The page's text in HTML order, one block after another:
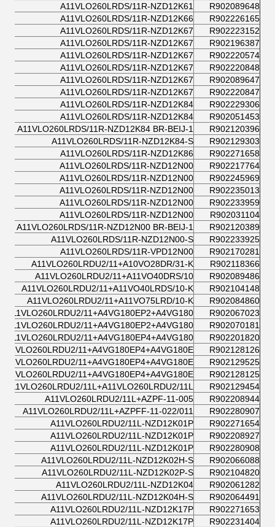
R902089648
A11VLO260LRDS/11R-NZD12K61
R902226165
A11VLO260LRDS/11R-NZD12K66
R902223152
A11VLO260LRDS/11R-NZD12K67
R902196387
A11VLO260LRDS/11R-NZD12K67
R902220574
A11VLO260LRDS/11R-NZD12K67
R902220848
A11VLO260LRDS/11R-NZD12K67
R902089647
A11VLO260LRDS/11R-NZD12K67
R902220847
A11VLO260LRDS/11R-NZD12K67
R902229306
A11VLO260LRDS/11R-NZD12K84
R902051453
A11VLO260LRDS/11R-NZD12K84
R902120396
A11VLO260LRDS/11R-NZD12K84 BR-BEIJ-1
R902129303
A11VLO260LRDS/11R-NZD12K84-S
R902271658
A11VLO260LRDS/11R-NZD12K86
R902217764
A11VLO260LRDS/11R-NZD12N00
R902245969
A11VLO260LRDS/11R-NZD12N00
R902235013
A11VLO260LRDS/11R-NZD12N00
R902233959
A11VLO260LRDS/11R-NZD12N00
R902031104
A11VLO260LRDS/11R-NZD12N00
R902120389
A11VLO260LRDS/11R-NZD12N00 BR-BEIJ-1
R902233925
A11VLO260LRDS/11R-NZD12N00-S
R902170281
A11VLO260LRDS/11R-VPD12N00
R902118366
A11VLO260LRDU2/11+A10VO28DR/31-K
R902089486
A11VLO260LRDU2/11+A11VO40DRS/10
R902104148
A11VLO260LRDU2/11+A11VO40LRDS/10-K
R902084860
A11VLO260LRDU2/11+A11VO75LRD/10-K
R902067023
A11VLO260LRDU2/11+A4VG180EP2+A4VG180
R902070181
A11VLO260LRDU2/11+A4VG180EP2+A4VG180
R902201820
A11VLO260LRDU2/11+A4VG180EP4+A4VG180
R902128126
A11VLO260LRDU2/11+A4VG180EP4+A4VG180E
R902129525
A11VLO260LRDU2/11+A4VG180EP4+A4VG180E
R902128125
A11VLO260LRDU2/11+A4VG180EP4+A4VG180E
R902129454
A11VLO260LRDU2/11L+A11VLO260LRDU2/11L
R902208944
A11VLO260LRDU2/11L+AZPF-11-005
R902280907
A11VLO260LRDU2/11L+AZPFF-11-022/011
R902271654
A11VLO260LRDU2/11L-NZD12K01P
R902208927
A11VLO260LRDU2/11L-NZD12K01P
R902280908
A11VLO260LRDU2/11L-NZD12K01P
R902066088
A11VLO260LRDU2/11L-NZD12K02H-S
R902104820
A11VLO260LRDU2/11L-NZD12K02P-S
R902061282
A11VLO260LRDU2/11L-NZD12K04
R902064491
A11VLO260LRDU2/11L-NZD12K04H-S
R902271653
A11VLO260LRDU2/11L-NZD12K17P
R902231404
A11VLO260LRDU2/11L-NZD12K17P